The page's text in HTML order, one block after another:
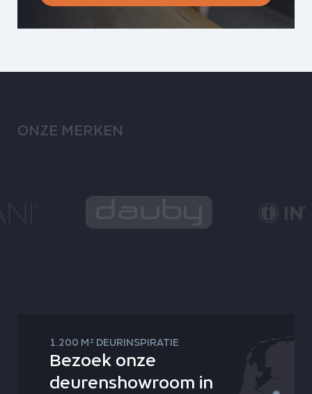
ONZE MERKEN
1.200 M2 DEURINSPIRATIE
Bezoek onze
deurenshowroom in